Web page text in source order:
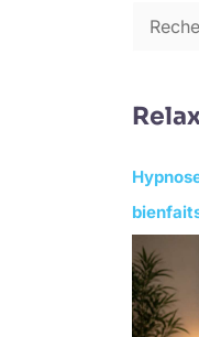
c
e
r
h
e